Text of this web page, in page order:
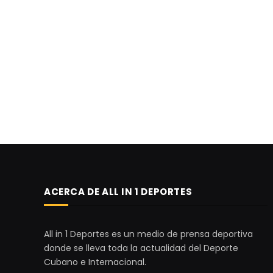
ACERCA DE ALL IN 1 DEPORTES
All in 1 Deportes es un medio de prensa deportiva
donde se lleva toda la actualidad del Deporte
Cubano e Internacional.